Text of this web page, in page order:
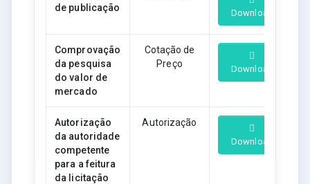
de publicação
Download
Comprovação
da pesquisa
do valor de
mercado
Cotação de
Preço
Download
Autorização
da autoridade
competente
para a feitura
da licitação
Autorização
Download